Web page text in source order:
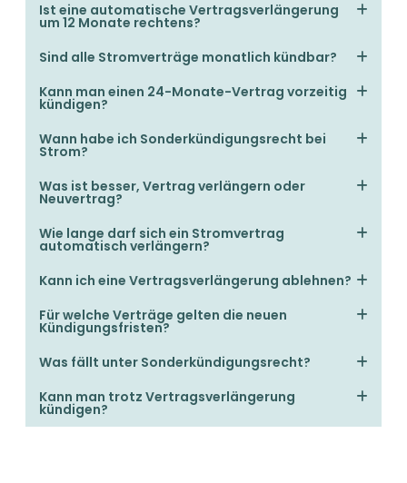
Ist eine automatische Vertragsverlängerung
um 12 Monate rechtens?
Sind alle Stromverträge monatlich kündbar?
Kann man einen 24-Monate-Vertrag vorzeitig
kündigen?
Wann habe ich Sonderkündigungsrecht bei
Strom?
Was ist besser, Vertrag verlängern oder
Neuvertrag?
Wie lange darf sich ein Stromvertrag
automatisch verlängern?
Kann ich eine Vertragsverlängerung ablehnen?
Für welche Verträge gelten die neuen
Kündigungsfristen?
Was fällt unter Sonderkündigungsrecht?
Kann man trotz Vertragsverlängerung
kündigen?